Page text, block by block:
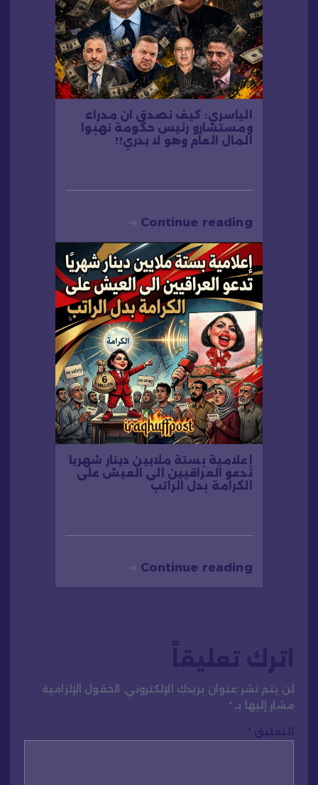
الياسري: كيف نصدق ان مدراء
ومستشارو رئيس حكومة نهبوا
المال العام وهو لا يدري!!
Continue reading
إعلامية بستة ملايين دينار شهريا
تدعو العراقيين الى العيش على
الكرامة بدل الراتب
Continue reading
لن يتم نشر عنوان بريدك الإلكتروني.
الحقول الإلزامية
مشار إليها بـ *